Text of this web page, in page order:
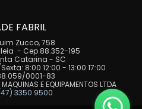
FABRIL
Zucco, 758
- Cep 88.352-195
Catarina - SC
8:00 12:00 - 13:00 17:00
0001-83
E EQUIPAMENTOS LTDA
3350 9500